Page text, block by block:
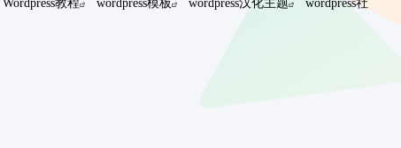
Wordpress教程 wordpress模板 wordpress汉化主题
wordpress社